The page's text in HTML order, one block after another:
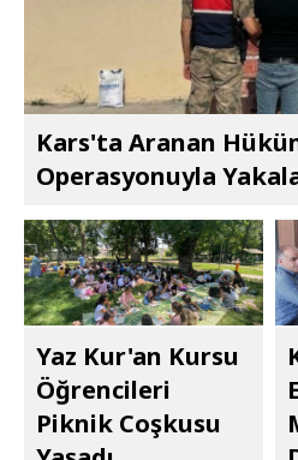
Kars'ta Aranan
Operasyonuyla
Yaz Kur'an Kursu
Öğrencileri
Piknik Coşkusu